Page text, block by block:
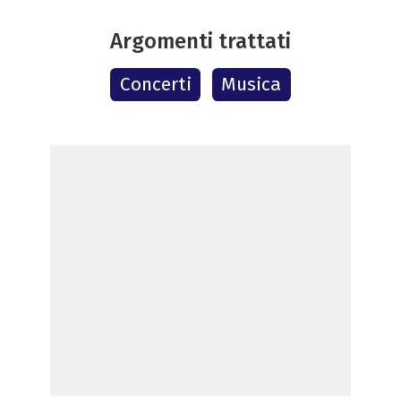
Argomenti trattati
Concerti Musica